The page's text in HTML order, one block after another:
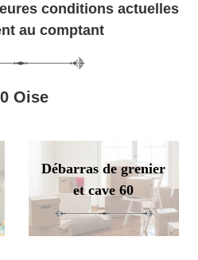
conditions actuelles
au comptant
Oise
Débarras de grenier
et cave 60